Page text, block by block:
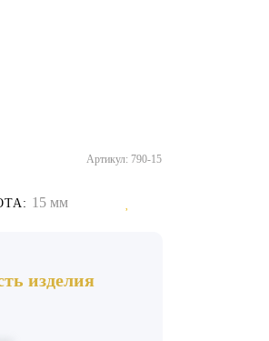
Артикул: 790-15
15 мм
изделия